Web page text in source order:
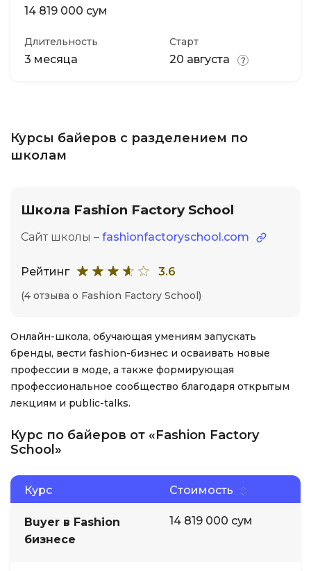
14 819 000 сум
Длительность
3 месяца
Старт
20 августа
Курсы байеров с разделением по
школам
Школа Fashion Factory School
Сайт школы – fashionfactoryschool.com
Рейтинг 3.6
(4 отзыва о Fashion Factory School)
Онлайн-школа, обучающая умениям запускать
бренды, вести fashion-бизнес и осваивать новые
профессии в моде, а также формирующая
профессиональное сообщество благодаря открытым
лекциям и public-talks.
Курс по байеров от «Fashion Factory
School»
Курс Стоимость
Buyer в Fashion
бизнесе
14 819 000 сум
ДПО
Акции и промокоды